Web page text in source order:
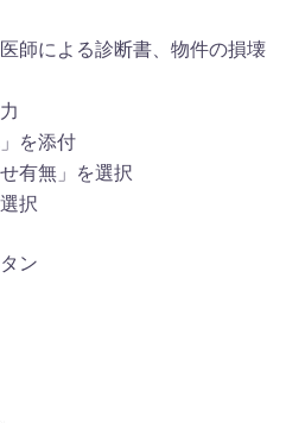
師による診断書、物件の損壊
を添付
有無」を選択
択
ン